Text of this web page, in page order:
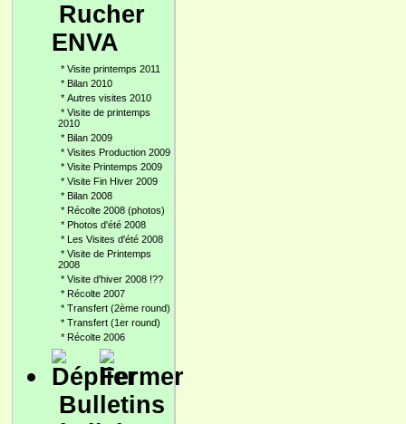
Rucher
ENVA
* Visite printemps 2011
* Bilan 2010
* Autres visites 2010
* Visite de printemps
2010
* Bilan 2009
* Visites Production 2009
* Visite Printemps 2009
* Visite Fin Hiver 2009
* Bilan 2008
* Récolte 2008 (photos)
* Photos d'été 2008
* Les Visites d'été 2008
* Visite de Printemps
2008
* Visite d'hiver 2008 !??
* Récolte 2007
* Transfert (2ème round)
* Transfert (1er round)
* Récolte 2006
Bulletins